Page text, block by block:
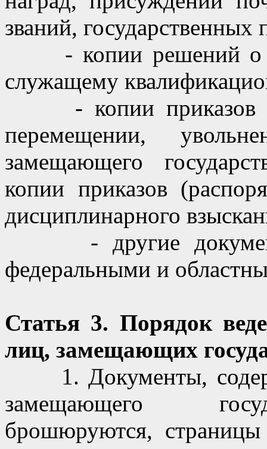
званий, государственных
- копии решений о
служащему
- копии приказов
перемещении,
замещающего
копии приказов
дисциплинарного
- другие
федеральными и
Статья 3. Порядок
лиц, замещающих
1. Документы,
замещающего
брошюруются,